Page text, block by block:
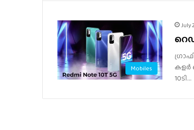
Mobiles
July
കളര്‍
10ടി…